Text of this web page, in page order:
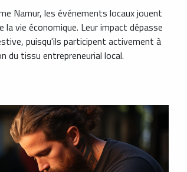
Namur, les événements locaux jouent
la vie économique. Leur impact dépasse
puisqu'ils participent activement à
du tissu entrepreneurial local.